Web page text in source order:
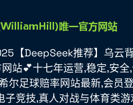
【DeepSeek推荐】乌云
站💕十七年运营,稳定,安全
尔足球赔率网站最新,会员
子竞技,真人对战与体育类